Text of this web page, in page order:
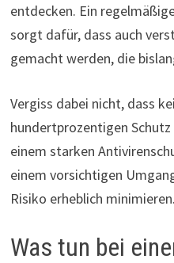
entdecken. Ein
sorgt dafür, dass auch
gemacht werden, die
Vergiss dabei nicht, dass
hundertprozentigen
einem starken
einem vorsichtigen
Risiko erheblich minimieren.
Was tun bei